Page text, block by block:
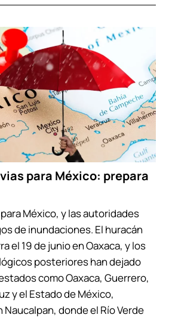
para México: prepara
México, y las autoridades
de inundaciones. El huracán
el 19 de junio en Oaxaca, y los
posteriores han dejado
como Oaxaca, Guerrero,
y el Estado de México,
donde el Río Verde